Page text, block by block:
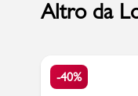
Altro da
-40%